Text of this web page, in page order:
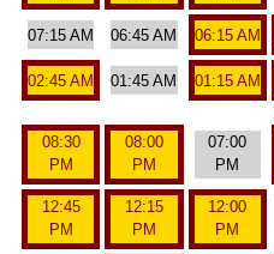
07:15 AM 06:45 AM 06:15 AM
02:45 AM 01:45 AM 01:15 AM
08:30
PM
08:00
PM
07:00
PM
12:45
PM
12:15
PM
12:00
PM